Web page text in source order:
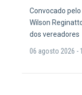
Convocado
Wilson
dos vereadores
06 agosto 2026 -